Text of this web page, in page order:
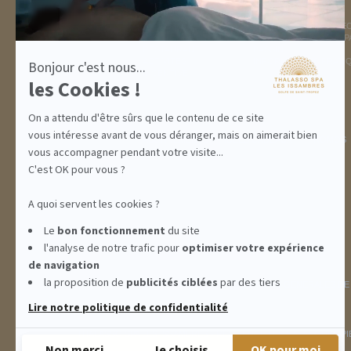
Bonjour c'est nous...
les Cookies !
On a attendu d'être sûrs que le contenu de ce site
vous intéresse avant de vous déranger, mais on aimerait bien
vous accompagner pendant votre visite...
C'est OK pour vous ?
A quoi servent les cookies ?
Le bon fonctionnement du site
l'analyse de notre trafic pour optimiservotre expérience
de navigation
la proposition de publicités ciblées par des tiers
Lire notre politique de confidentialité
DESTINATION
GOLFE DE ST TROPEZ
INCENTIVE
THALASSO SPA
LA THALASSO EN
CENTRE THALASSO
INFORMATIONS
ABONNEMENTS IDÉES CADEAUX PROMOS
INFORMATIONS CONDITIONS GÉNÉRALES
THALASSO SPA LES ISSAMBRES - RÉSIDENCE LES CALANQUES